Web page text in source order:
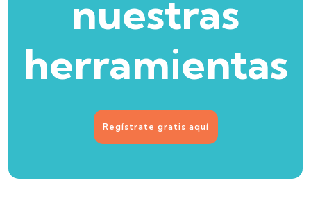
nuestras
herramientas
Regístrate gratis aquí